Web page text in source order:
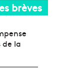
brèves
de la